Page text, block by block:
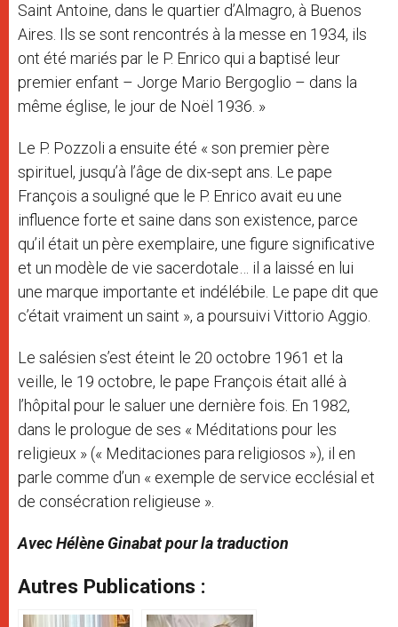
Saint Antoine, dans le quartier d’Almagro, à Buenos
Aires. Ils se sont rencontrés à la messe en 1934, ils
ont été mariés par le P. Enrico qui a baptisé leur
premier enfant – Jorge Mario Bergoglio – dans la
même église, le jour de Noël 1936. »
Le P. Pozzoli a ensuite été « son premier père
spirituel, jusqu’à l’âge de dix-sept ans. Le pape
François a souligné que le P. Enrico avait eu une
influence forte et saine dans son existence, parce
qu’il était un père exemplaire, une figure significative
et un modèle de vie sacerdotale… il a laissé en lui
une marque importante et indélébile. Le pape dit que
c’était vraiment un saint », a poursuivi Vittorio Aggio.
Le salésien s’est éteint le 20 octobre 1961 et la
veille, le 19 octobre, le pape François était allé à
l’hôpital pour le saluer une dernière fois. En 1982,
dans le prologue de ses « Méditations pour les
religieux » (« Meditaciones para religiosos »), il en
parle comme d’un « exemple de service ecclésial et
de consécration religieuse ».
Avec Hélène Ginabat pour la traduction
Autres Publications :